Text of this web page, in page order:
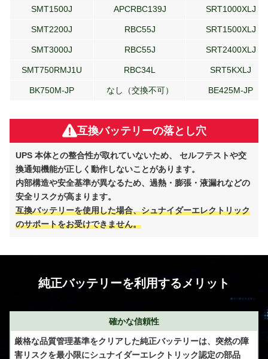
SMT1500J APCRBC139J SRT1000XLJ
SMT2200J RBC55J SRT1500XLJ
SMT3000J RBC55J SRT2400XLJ
SMT750RMJ1U RBC34L SRT5KXLJ
BK750M-JP なし（交換不可） BE425M-JP
互換バッテリーの落とし穴
UPS 本体との整合性が取れていないため、 セルフテストや交
換通知機能が正しく動作しないことがあります。
内部構造や安全基準が異なるため、過熱・膨張・液漏れなどの
安全リスクが高まります。
互換バッテリーを使用した場合、シュナイダーエレクトリック
のサポートをお受けできません。
純正バッテリーを利用するメリット
確かな信頼性
厳格な品質管理基準をクリアした純正バッテリーは、突然の障
害リスクを最小限にシュナイダーエレクトリック認定の部品